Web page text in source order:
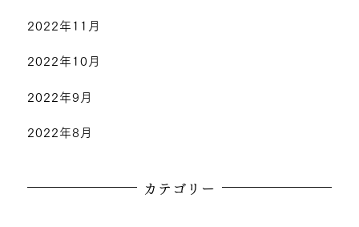
2022年11月
2022年10月
2022年9月
2022年8月
カテゴリー